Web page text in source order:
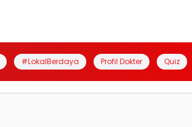
#LokalBerdaya Profil Dokter Quiz